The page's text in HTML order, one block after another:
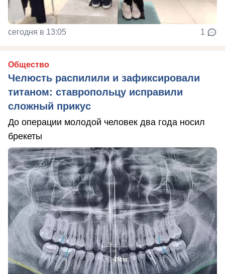
сегодня в 13:05 1
Общество
Челюсть распилили и зафиксировали
титаном: ставропольцу исправили
сложный прикус
До операции молодой человек два года носил
брекеты